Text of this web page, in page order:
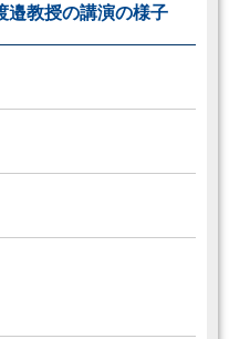
邉教授の講演の様子